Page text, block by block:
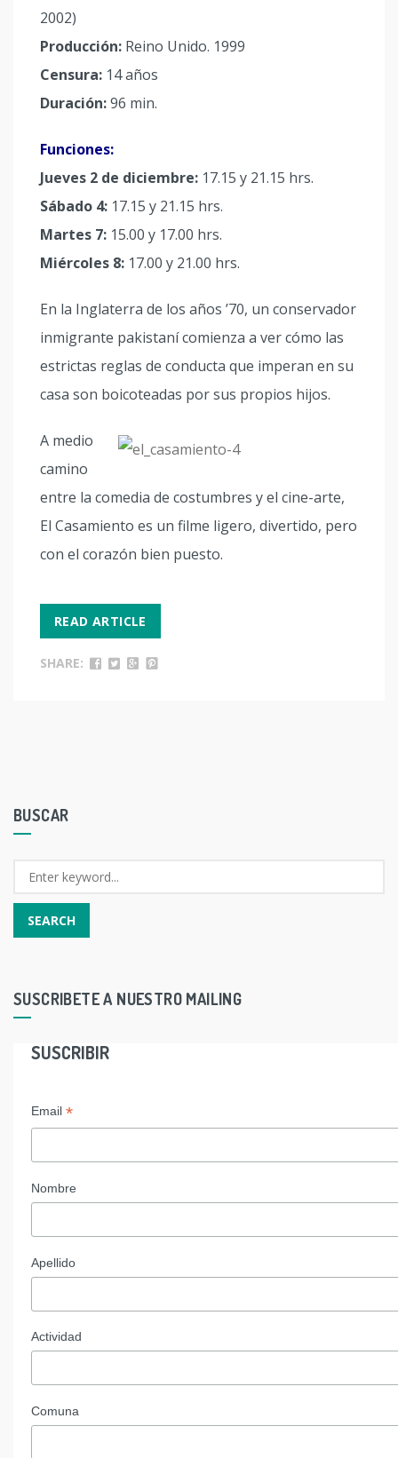
2002)
Producción: Reino Unido. 1999
Censura: 14 años
Duración:96 min.
Funciones:
Jueves 2 de diciembre: 17.15 y 21.15 hrs.
Sábado 4: 17.15 y 21.15 hrs.
Martes 7: 15.00 y 17.00 hrs.
Miércoles 8: 17.00 y 21.00 hrs.
En la Inglaterra de los años ’70, un conservador
inmigrante pakistaní comienza a ver cómo las
estrictas reglas de conducta que imperan en su
casa son boicoteadas por sus propios hijos.
A medio
camino
entre la comedia de costumbres y el cine-arte,
El Casamiento es un filme ligero, divertido, pero
con el corazón bien puesto.
READ ARTICLE
SHARE:
BUSCAR
SUSCRIBETE A NUESTRO MAILING
SUSCRIBIR
Email *
Nombre
Apellido
Actividad
Comuna